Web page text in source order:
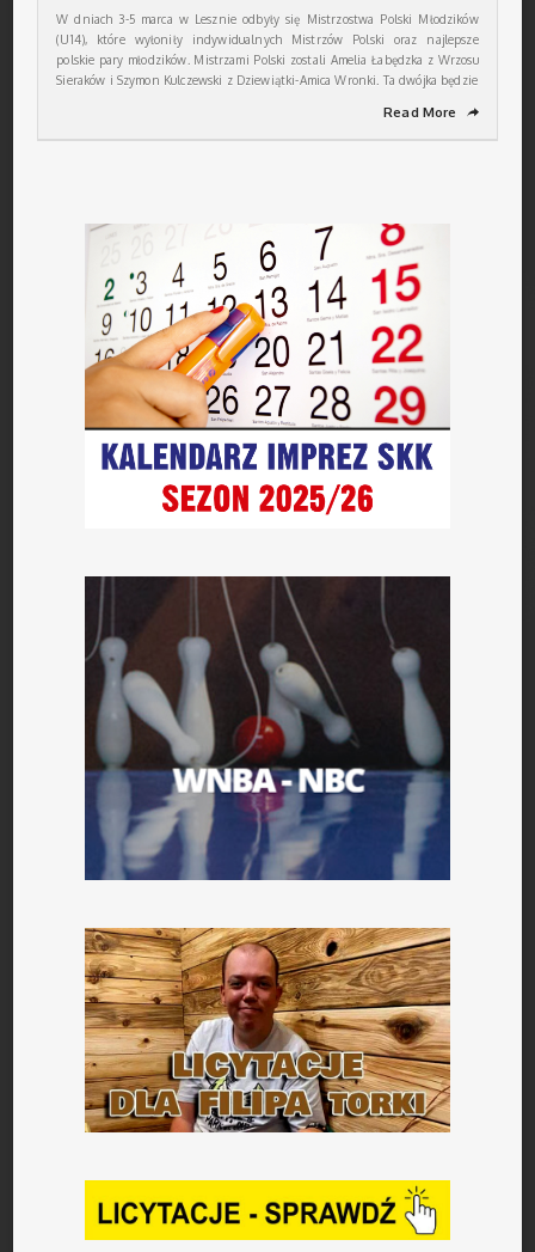
W dniach 3-5 marca w Lesznie odbyły się Mistrzostwa Polski Młodzików
(U14), które wyłoniły indywidualnych Mistrzów Polski oraz najlepsze
polskie pary młodzików. Mistrzami Polski zostali Amelia Łabędzka z Wrzosu
Sieraków i Szymon Kulczewski z Dziewiątki-Amica Wronki. Ta dwójka będzie
Read More ➦